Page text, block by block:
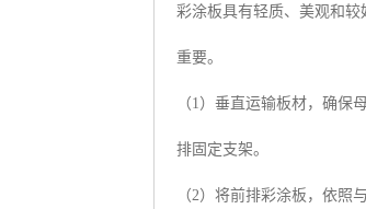
彩涂板具有轻质、美观和
重要。
（1）垂直运输板材，确
排固定支架。
（2）将前排彩涂板，依